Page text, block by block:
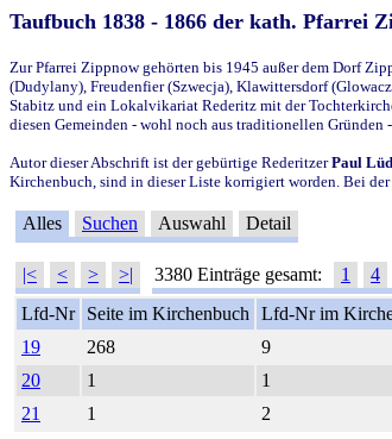
Taufbuch 1838 - 1866 der kath. Pfarrei
Zur Pfarrei Zippnow gehörten bis 1945 außer dem Dorf
(Dudylany), Freudenfier (Szwecja), Klawittersdorf
Stabitz und ein Lokalvikariat Rederitz mit der
diesen Gemeinden - wohl noch aus traditionellen Gründen
Autor dieser Abschrift ist der gebürtige RederitzerPaul
Kirchenbuch, sind in dieser Liste korrigiert worden. Bei
Alles Suchen Auswahl Detail
|< < > >| 3380 Einträge gesamt: 1 4
Lfd-Nr
Seite im Kirchenbuch Lfd-Nr im
19
268 9
20
1 1
21
1 2